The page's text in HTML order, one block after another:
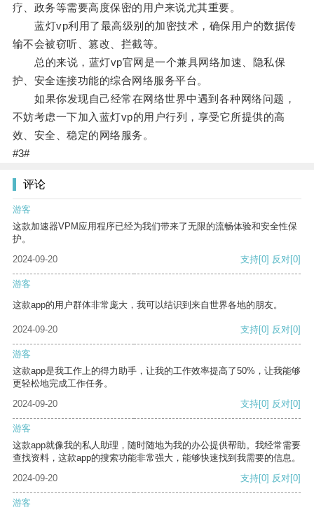
疗、政务等需要高度保密的用户来说尤其重要。
蓝灯vp利用了最高级别的加密技术，确保用户的数据传
输不会被窃听、篡改、拦截等。
总的来说，蓝灯vp官网是一个兼具网络加速、隐私保
护、安全连接功能的综合网络服务平台。
如果你发现自己经常在网络世界中遇到各种网络问题，
不妨考虑一下加入蓝灯vp的用户行列，享受它所提供的高
效、安全、稳定的网络服务。
#3#
评论
游客
这款加速器VPM应用程序已经为我们带来了无限的流畅体验和安全性保
护。
2024-09-20
支持[0] 反对[0]
游客
这款app的用户群体非常庞大，我可以结识到来自世界各地的朋友。
2024-09-20 支持[0] 反对[0]
游客
这款app是我工作上的得力助手，让我的工作效率提高了50%，让我能够
更轻松地完成工作任务。
2024-09-20
支持[0] 反对[0]
游客
这款app就像我的私人助理，随时随地为我的办公提供帮助。我经常需要
查找资料，这款app的搜索功能非常强大，能够快速找到我需要的信息。
2024-09-20
支持[0] 反对[0]
游客